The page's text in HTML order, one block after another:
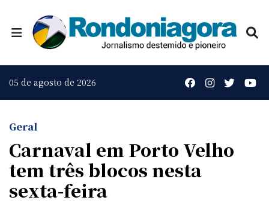
05 de agosto de 2026
Geral
Carnaval em Porto Velho
tem três blocos nesta
sexta-feira